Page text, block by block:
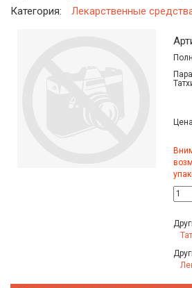
Категория: Лекарственные